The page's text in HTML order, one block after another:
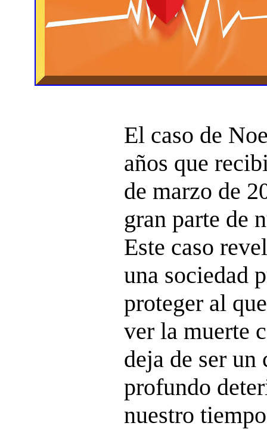
El caso de
años que
de marzo de
gran parte de
Este caso
una sociedad
proteger al
ver la muerte
deja de ser
profundo
nuestro